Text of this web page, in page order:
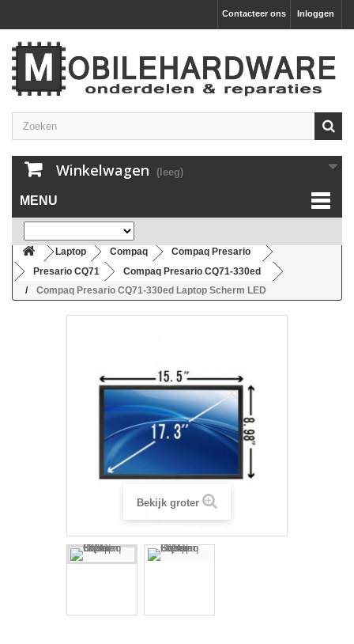
Inloggen
Contacteer ons
Winkelwagen (leeg)
MENU
Laptop Compaq
Compaq Presario
Presario CQ71
Compaq Presario CQ71-330ed
Compaq Presario CQ71-330ed Laptop Scherm LED
Bekijk groter